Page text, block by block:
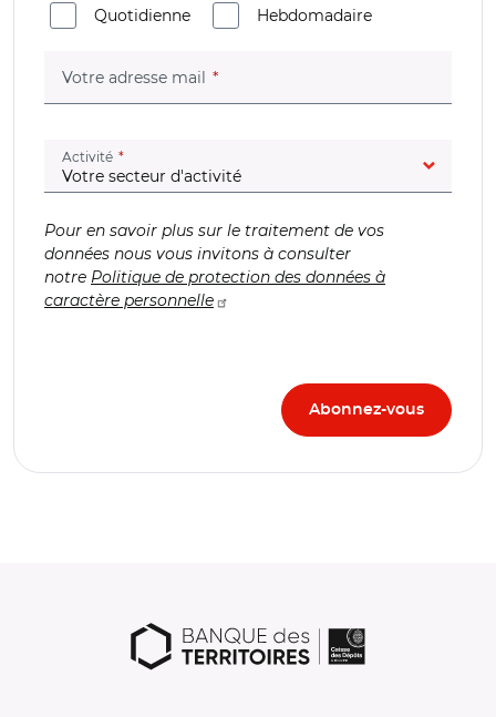
Quotidienne
Hebdomadaire
Votre adresse mail (champ obligatoire)
Activité (champ obligatoire)
Pour en savoir plus sur le traitement de vos
données nous vous invitons à consulter
notre Politique de protection des données à
caractère personnelle